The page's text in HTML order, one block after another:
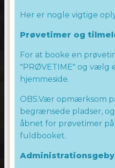
inden for Hip Hop.
Uanset om du er en
vores Hip Hop 18+
Tag din ven eller
fed dansetime.
WE LOVE TO
Laila Allingham
Her er nogle vigtige
Prøvetimer og
For at booke en
"PRØVETIME" og vælg
hjemmeside.
OBS.Vær opmærksom
begrænsede pladser,
åbnet for prøvetimer
fuldbooket.